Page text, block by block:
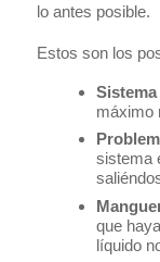
lo antes posible.
Estos son los
máximo
sistema
que
líquido